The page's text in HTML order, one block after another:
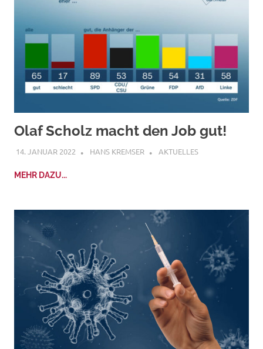
Olaf Scholz macht den Job gut!
14. JANUAR 2022 HANS KREMSER AKTUELLES
MEHR DAZU...